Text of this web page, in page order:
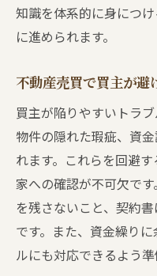
知識を体系的に身につ
に進められます。
不動産売買で買主が避
買主が陥りやすいトラ
物件の隠れた瑕疵、資
れます。これらを回避
家への確認が不可欠で
を残さないこと、契約
です。また、資金繰り
ルにも対応できるよう準